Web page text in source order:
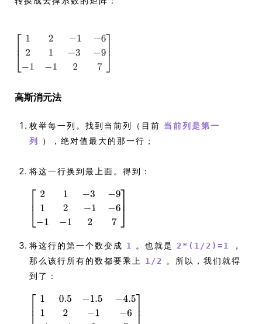
高斯消元法
枚举每一列。找到当前列（目前 当前列是第一
列
），绝对值最大的那一行；
将这一行换到最上面。得到：
将这行的第一个数变成 1 。也就是 2*(1/2)=1
，
那么该行所有的数都要乘上
1/2
。所以，我们就得
到了：